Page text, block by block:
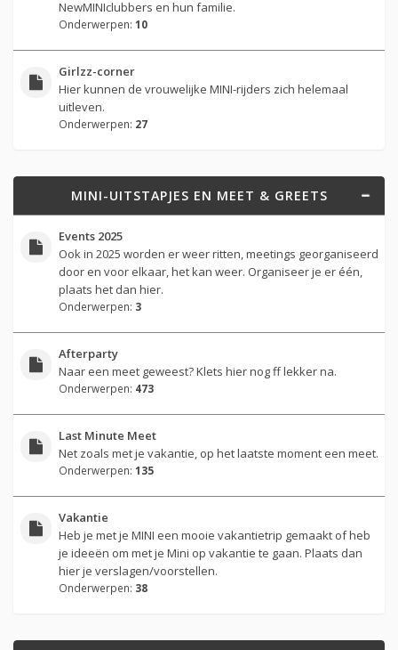
NewMINIclubbers en hun familie.
Onderwerpen: 10
Girlzz-corner
Hier kunnen de vrouwelijke MINI-rijders zich helemaal
uitleven.
Onderwerpen: 27
MINI-UITSTAPJES EN MEET & GREETS
Events 2025
Ook in 2025 worden er weer ritten, meetings georganiseerd
door en voor elkaar, het kan weer. Organiseer je er één,
plaats het dan hier.
Onderwerpen: 3
Afterparty
Naar een meet geweest? Klets hier nog ff lekker na.
Onderwerpen: 473
Last Minute Meet
Net zoals met je vakantie, op het laatste moment een meet.
Onderwerpen: 135
Vakantie
Heb je met je MINI een mooie vakantietrip gemaakt of heb
je ideeën om met je Mini op vakantie te gaan. Plaats dan
hier je verslagen/voorstellen.
Onderwerpen: 38